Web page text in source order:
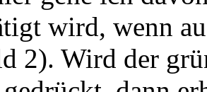
wird, wenn
2). Wird der